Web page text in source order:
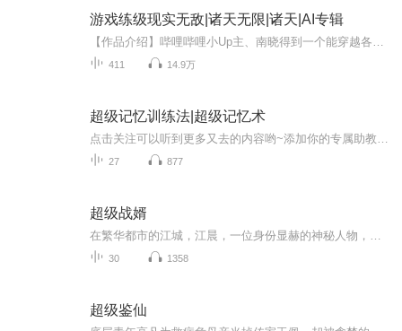
游戏练级现实无敌|诸天无限|诸天|AI专辑
411 14.9万
超级记忆训练法|超级记忆术
27 877
超级战婿
30 1358
超级鉴仙